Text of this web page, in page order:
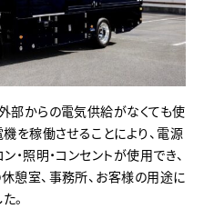
部からの電気供給がなくても使
を稼働させることにより、電源
・照明・コンセントが使用でき、
憩室、事務所、お客様の用途に
。